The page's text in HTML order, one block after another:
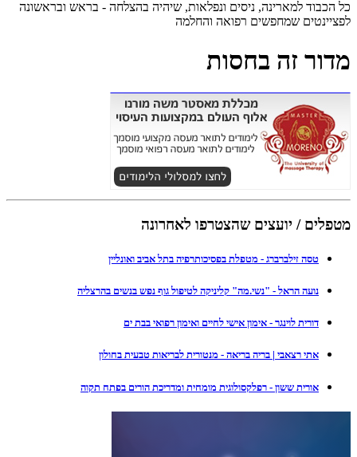
כל הכבוד למארינה, ניסים ונפלאות, שיהיה בהצלחה - בראש ובראשונה
לפציינטים שמחפשים רפואה והחלמה
מדור זה בחסות
מטפלים / יועצים שהצטרפו לאחרונה
טסה זילברברג - מטפלת בפסיכותרפיה בתל אביב ואונליין
נועה הראל - "נשי.מה" קליניקה לטיפול גוף נפש בנשים בהרצליה
דורית לוינגר - אימון אישי לחיים ואימון רפואי בבת ים
אתי רצאבי | בריה בריאה - מנטורית לבריאות טבעית בחולון
אורית ששון - רפלקסולוגית מומחית ומדריכת הורים בפתח תקוה